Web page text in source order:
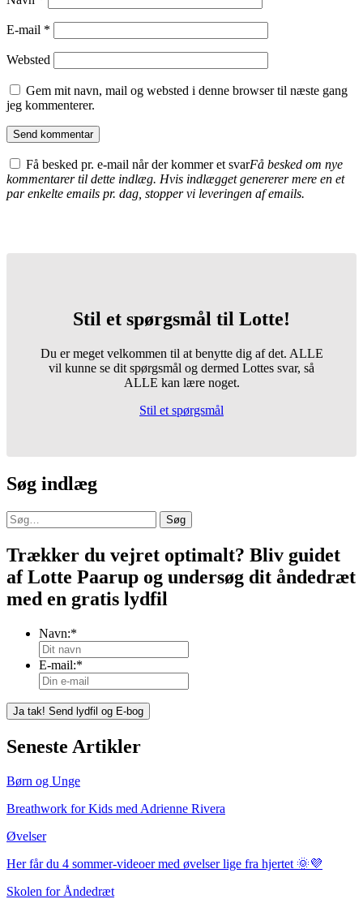
E-mail *
Websted
Gem mit navn, mail og websted i denne browser til næste gang
jeg kommenterer.
Få besked pr. e-mail når der kommer et svarFå besked om nye
kommentarer til dette indlæg. Hvis indlægget genererer mere en et
par enkelte emails pr. dag, stopper vi leveringen af emails.
Stil et spørgsmål til Lotte!
Du er meget velkommen til at benytte dig af det. ALLE
vil kunne se dit spørgsmål og dermed Lottes svar, så
ALLE kan lære noget.
Stil et spørgsmål
Søg indlæg
Søg
Trækker du vejret optimalt? Bliv guidet
af Lotte Paarup og undersøg dit åndedræt
med en gratis lydfil
Navn:*
E-mail:*
Seneste Artikler
Børn og Unge
Breathwork for Kids med Adrienne Rivera
Øvelser
Her får du 4 sommer-videoer med øvelser lige fra hjertet 🌞💜
Skolen for Åndedræt